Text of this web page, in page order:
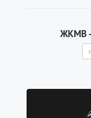
ЖКМВ